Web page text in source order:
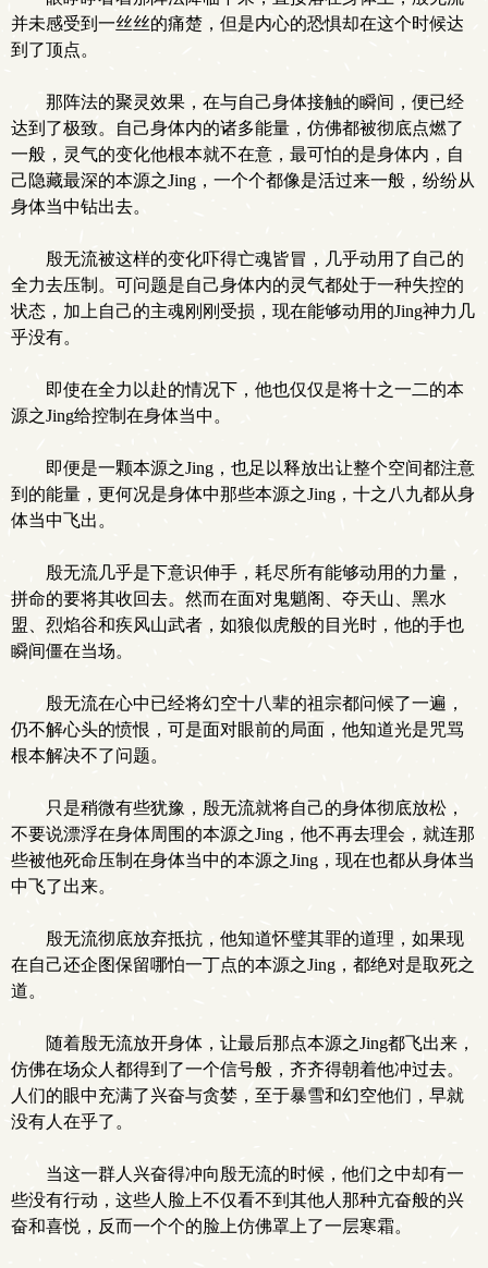
并未感受到一丝丝的痛楚，但是内心的恐惧却在这个时候达
到了顶点。
那阵法的聚灵效果，在与自己身体接触的瞬间，便已经
达到了极致。自己身体内的诸多能量，仿佛都被彻底点燃了
一般，灵气的变化他根本就不在意，最可怕的是身体内，自
己隐藏最深的本源之Jing，一个个都像是活过来一般，纷纷从
身体当中钻出去。
殷无流被这样的变化吓得亡魂皆冒，几乎动用了自己的
全力去压制。可问题是自己身体内的灵气都处于一种失控的
状态，加上自己的主魂刚刚受损，现在能够动用的Jing神力几
乎没有。
即使在全力以赴的情况下，他也仅仅是将十之一二的本
源之Jing给控制在身体当中。
即便是一颗本源之Jing，也足以释放出让整个空间都注意
到的能量，更何况是身体中那些本源之Jing，十之八九都从身
体当中飞出。
殷无流几乎是下意识伸手，耗尽所有能够动用的力量，
拼命的要将其收回去。然而在面对鬼魈阁、夺天山、黑水
盟、烈焰谷和疾风山武者，如狼似虎般的目光时，他的手也
瞬间僵在当场。
殷无流在心中已经将幻空十八辈的祖宗都问候了一遍，
仍不解心头的愤恨，可是面对眼前的局面，他知道光是咒骂
根本解决不了问题。
只是稍微有些犹豫，殷无流就将自己的身体彻底放松，
不要说漂浮在身体周围的本源之Jing，他不再去理会，就连那
些被他死命压制在身体当中的本源之Jing，现在也都从身体当
中飞了出来。
殷无流彻底放弃抵抗，他知道怀璧其罪的道理，如果现
在自己还企图保留哪怕一丁点的本源之Jing，都绝对是取死之
道。
随着殷无流放开身体，让最后那点本源之Jing都飞出来，
仿佛在场众人都得到了一个信号般，齐齐得朝着他冲过去。
人们的眼中充满了兴奋与贪婪，至于暴雪和幻空他们，早就
没有人在乎了。
当这一群人兴奋得冲向殷无流的时候，他们之中却有一
些没有行动，这些人脸上不仅看不到其他人那种亢奋般的兴
奋和喜悦，反而一个个的脸上仿佛罩上了一层寒霜。